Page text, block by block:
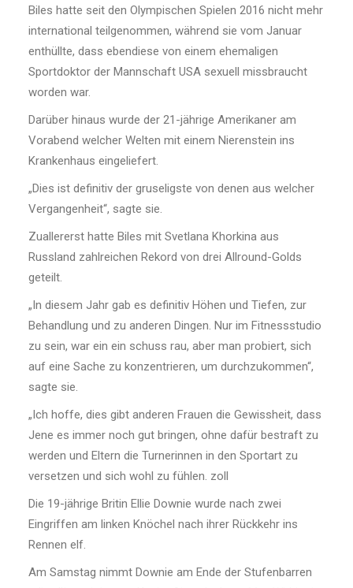
Biles hatte seit den Olympischen Spielen 2016 nicht mehr
international teilgenommen, während sie vom Januar
enthüllte, dass ebendiese von einem ehemaligen
Sportdoktor der Mannschaft USA sexuell missbraucht
worden war.
Darüber hinaus wurde der 21-jährige Amerikaner am
Vorabend welcher Welten mit einem Nierenstein ins
Krankenhaus eingeliefert.
„Dies ist definitiv der gruseligste von denen aus welcher
Vergangenheit“, sagte sie.
Zuallererst hatte Biles mit Svetlana Khorkina aus
Russland zahlreichen Rekord von drei Allround-Golds
geteilt.
„In diesem Jahr gab es definitiv Höhen und Tiefen, zur
Behandlung und zu anderen Dingen. Nur im Fitnessstudio
zu sein, war ein ein schuss rau, aber man probiert, sich
auf eine Sache zu konzentrieren, um durchzukommen“,
sagte sie.
„Ich hoffe, dies gibt anderen Frauen die Gewissheit, dass
Jene es immer noch gut bringen, ohne dafür bestraft zu
werden und Eltern die Turnerinnen in den Sportart zu
versetzen und sich wohl zu fühlen. zoll
Die 19-jährige Britin Ellie Downie wurde nach zwei
Eingriffen am linken Knöchel nach ihrer Rückkehr ins
Rennen elf.
Am Samstag nimmt Downie am Ende der Stufenbarren